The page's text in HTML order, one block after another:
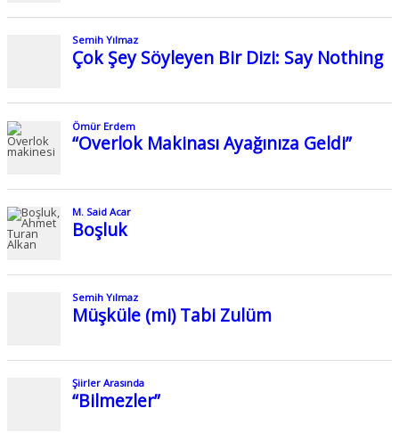
Semih Yılmaz
Çok Şey Söyleyen Bir Dizi: Say Nothing
Ömür Erdem
“Overlok Makinası Ayağınıza Geldi”
M. Said Acar
Boşluk
Semih Yılmaz
Müşküle (mi) Tabi Zulüm
Şiirler Arasında
“Bilmezler”